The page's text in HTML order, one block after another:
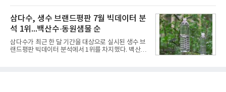
반에 전파하는 역할
인은 장마와 폭염, 여름휴가 등으로 헌혈 참여가 줄어
드는 시기에 안정적 혈액 수급에 기여하고 생명나눔
문화를 확산하기 위해 마련됐다.캠페인은 종근당 천
안공장을 시작으로 ▲효종연구소 ▲종근당바이오 안
산공장 ▲경보제약 아산본사 ▲종근당건강 당진공장
▲종근당 본사 등 전국 6개 사업장에서 릴레이 방식
으로 이어졌다.캠페인 기간에는 임직원의 참여를 독
삼다수, 생수 브랜드평판 7월 빅데이터 분
석 1위...백산수·동원샘물 순
삼다수가 최근 한 달 기간을 대상으로 실시된 생수 브
랜드평판 빅데이터 분석에서 1위를 차지했다. 백산수